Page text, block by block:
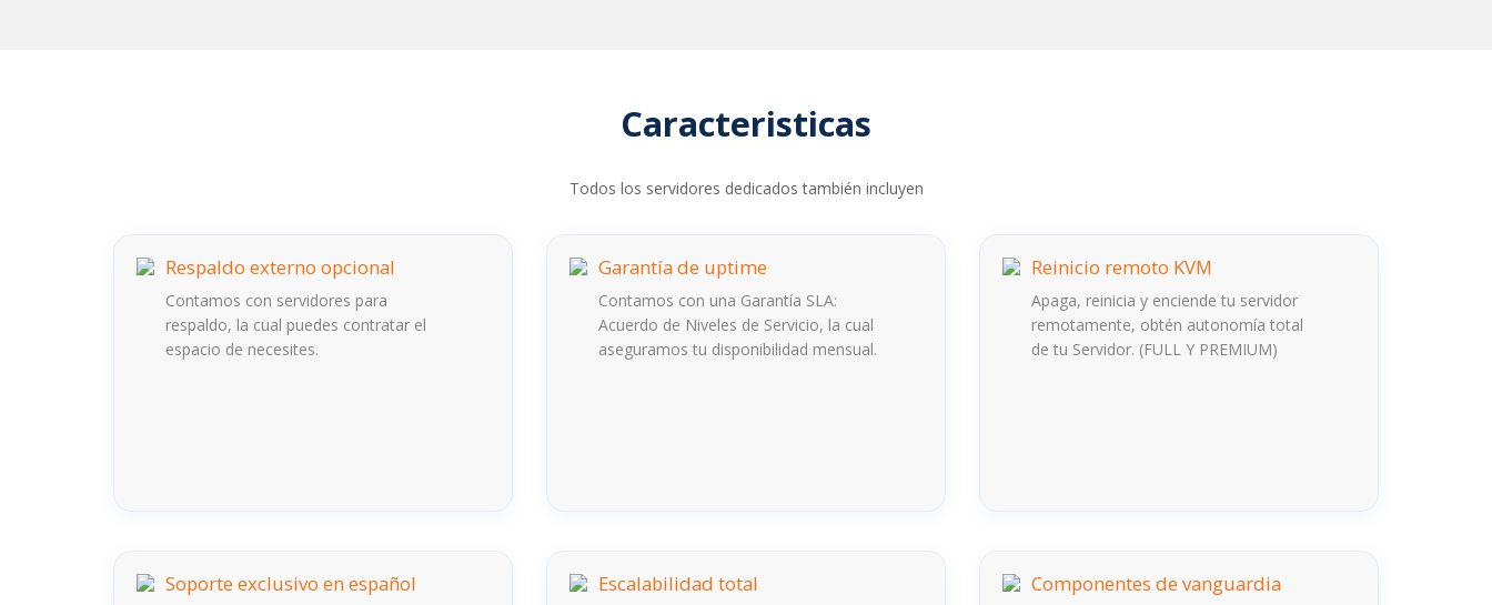
Caracteristicas
Todos los servidores dedicados también incluyen
Respaldo externo opcional
Contamos con servidores para
respaldo, la cual puedes contratar el
espacio de necesites.
Garantía de uptime
Contamos con una Garantía SLA:
Acuerdo de Niveles de Servicio, la cual
aseguramos tu disponibilidad mensual.
Reinicio remoto KVM
Apaga, reinicia y enciende tu servidor
remotamente, obtén autonomía total
de tu Servidor. (FULL Y PREMIUM)
Soporte exclusivo en español Escalabilidad total Componentes de vanguardia